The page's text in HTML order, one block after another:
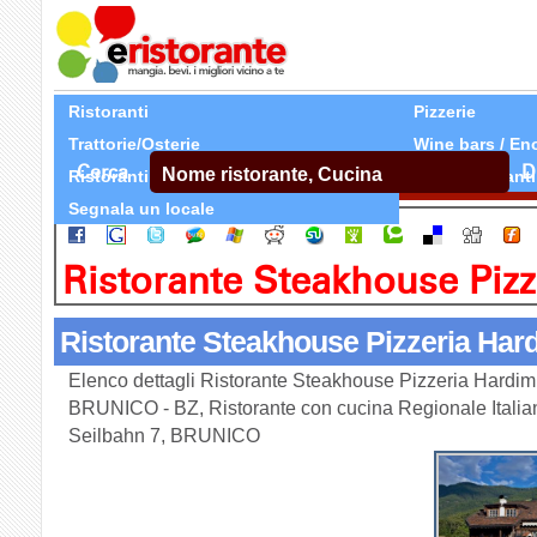
Ristoranti
Pizzerie
Trattorie/Osterie
Wine bars /
Ristoranti Etnici
Tutti Ristoranti
Segnala un locale
Cerca
Ristorante Steakhouse
Ristorante Steakhouse Pizzeria
Elenco dettagli Ristorante Steakhouse Pizzeria
BRUNICO - BZ, Ristorante con cucina Regionale
Seilbahn 7, BRUNICO